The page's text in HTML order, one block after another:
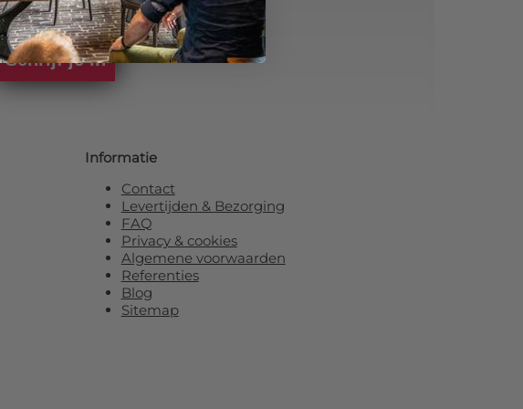
Schrijf je in
Informatie
Contact
Levertijden & Bezorging
FAQ
Privacy & cookies
Algemene voorwaarden
Referenties
Blog
Sitemap